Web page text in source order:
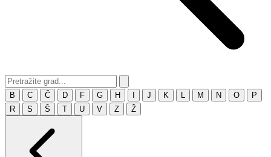
B C Č D F G H J K M N O
P
R
S Š T U V Z Ž